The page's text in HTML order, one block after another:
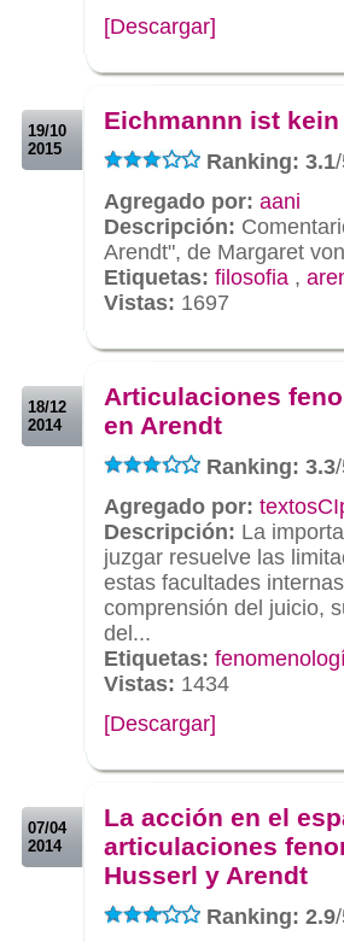
[Descargar]
19/10
2015
Eichmannn ist
Ranking: 3.1
Agregado por: aani
Descripción:
Arendt", de Margaret
Etiquetas: filosofia ,
Vistas: 1697
18/12
2014
Articulaciones
en Arendt
Ranking: 3.3
Agregado por:
Descripción: La
juzgar resuelve las
estas facultades
comprensión del juicio,
del...
Etiquetas:
Vistas: 1434
[Descargar]
07/04
2014
La acción en el
articulaciones
Husserl y Arendt
Ranking: 2.9